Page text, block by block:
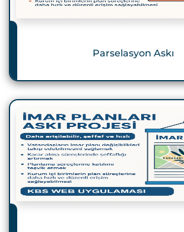
Parselasyon Askı